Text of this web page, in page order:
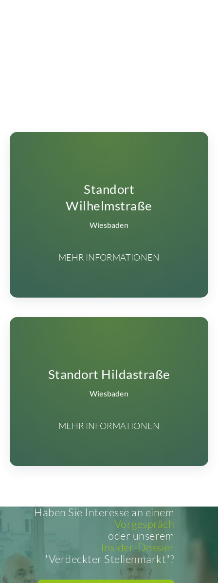
Standort
Wilhelmstraße
Wiesbaden
MEHR INFORMATIONEN
Standort Hildastraße
Wiesbaden
MEHR INFORMATIONEN
Haben Sie Interesse an einem
Vorgespräch
oder unserem
Insider-Dossier
"Verdeckter Stellenmarkt"?